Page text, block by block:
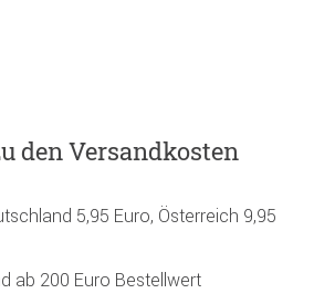
den Versandkosten
5,95 Euro, Österreich 9,95
ab 200 Euro Bestellwert